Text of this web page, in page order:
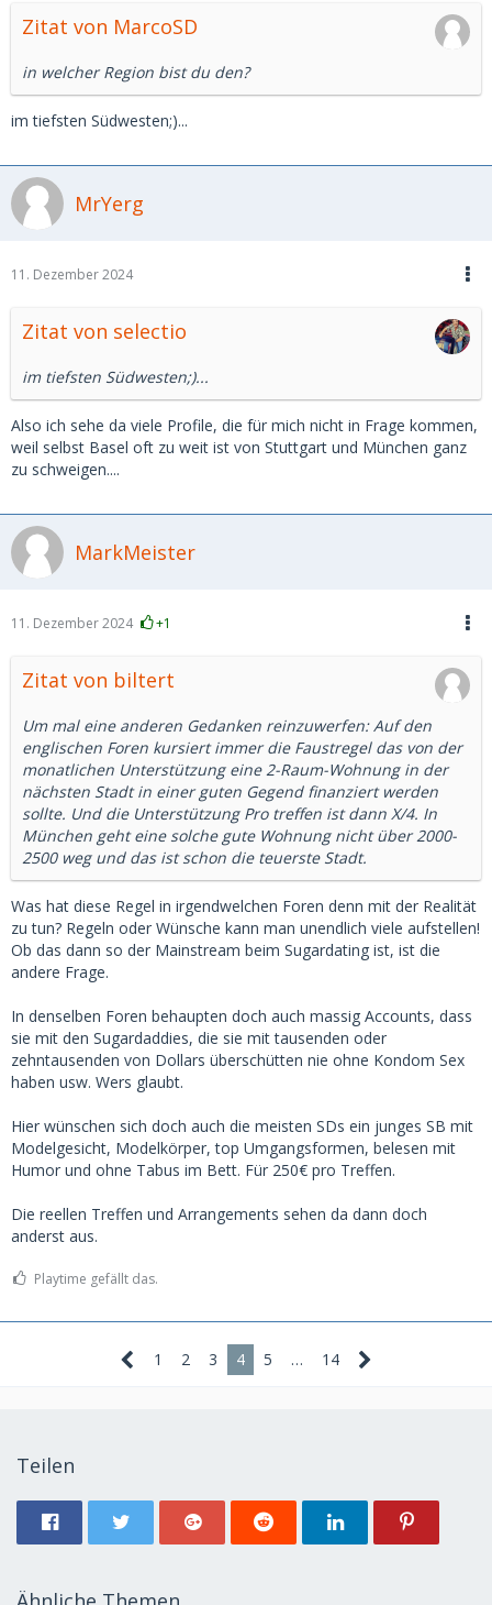
Zitat von MarcoSD
in welcher Region bist du den?
im tiefsten Südwesten;)...
MrYerg
11. Dezember 2024
Zitat von selectio
im tiefsten Südwesten;)...
Also ich sehe da viele Profile, die für mich nicht in Frage kommen,
weil selbst Basel oft zu weit ist von Stuttgart und München ganz
zu schweigen....
MarkMeister
11. Dezember 2024 +1
Zitat von biltert
Um mal eine anderen Gedanken reinzuwerfen: Auf den
englischen Foren kursiert immer die Faustregel das von der
monatlichen Unterstützung eine 2-Raum-Wohnung in der
nächsten Stadt in einer guten Gegend finanziert werden
sollte. Und die Unterstützung Pro treffen ist dann X/4. In
München geht eine solche gute Wohnung nicht über 2000-
2500 weg und das ist schon die teuerste Stadt.
Was hat diese Regel in irgendwelchen Foren denn mit der Realität
zu tun? Regeln oder Wünsche kann man unendlich viele aufstellen!
Ob das dann so der Mainstream beim Sugardating ist, ist die
andere Frage.
In denselben Foren behaupten doch auch massig Accounts, dass
sie mit den Sugardaddies, die sie mit tausenden oder
zehntausenden von Dollars überschütten nie ohne Kondom Sex
haben usw. Wers glaubt.
Hier wünschen sich doch auch die meisten SDs ein junges SB mit
Modelgesicht, Modelkörper, top Umgangsformen, belesen mit
Humor und ohne Tabus im Bett. Für 250€ pro Treffen.
Die reellen Treffen und Arrangements sehen da dann doch
anderst aus.
Playtime gefällt das.
1 2 3 4 5 … 14
Teilen